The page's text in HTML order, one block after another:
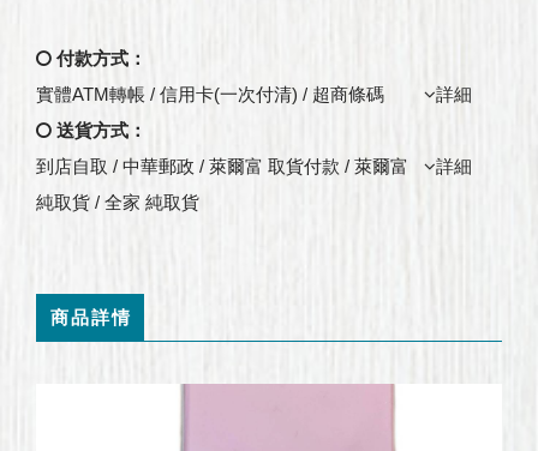
付款方式：
實體ATM轉帳 / 信用卡(一次付清) / 超商條碼
詳細
送貨方式：
到店自取 / 中華郵政 / 萊爾富 取貨付款 / 萊爾富
純取貨 / 全家 純取貨
詳細
商品詳情